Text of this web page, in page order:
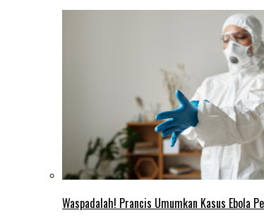
Waspadalah! Prancis Umumkan Kasus Ebola